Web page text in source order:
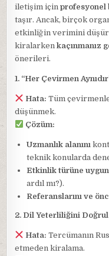
iletişim içinprofesyonel
taşır. Ancak, birçok
etkinliğin verimini
kiralarkenkaçınmanız
önerileri.
1. “Her Çevirmen
Hata: Tüm
düşünmek.
Çözüm:
Uzmanlık alanını
teknik konularda
Etkinlik türüne uygun
ardıl mı?).
Referanslarını ve
2. Dil Yeterliliğini
Hata: Tercümanın
etmeden kiralama.